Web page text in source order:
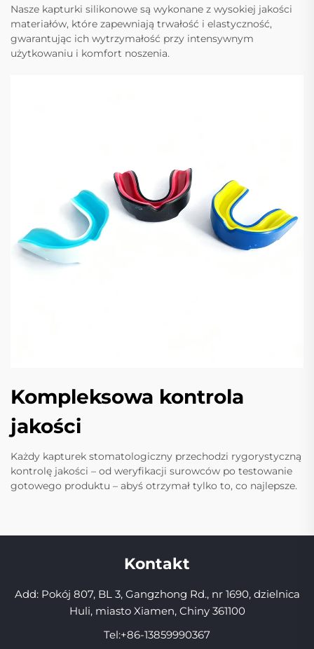
Nasze kapturki silikonowe są wykonane z wysokiej jakości
materiałów, które zapewniają trwałość i elastyczność,
gwarantując ich wytrzymałość przy intensywnym
użytkowaniu i komfort noszenia.
Kompleksowa kontrola
jakości
Każdy kapturek stomatologiczny przechodzi rygorystyczną
kontrolę jakości – od weryfikacji surowców po testowanie
gotowego produktu – abyś otrzymał tylko to, co najlepsze.
Kontakt
Add: Pokój 807, BL 3, Gangzhong Rd., nr 1690, dzielnica
Huli, miasto Xiamen, Chiny 361100
Tel:+86-13859990367